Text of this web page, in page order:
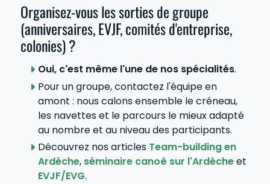
Organisez-vous les sorties de groupe
(anniversaires, EVJF, comités d'entreprise,
colonies) ?
Oui, c'est même l'une de nos spécialités.
Pour un groupe, contactez l'équipe en
amont : nous calons ensemble le créneau,
les navettes et le parcours le mieux adapté
au nombre et au niveau des participants.
Découvrez nos articles Team-building en
Ardèche, séminaire canoë sur l'Ardècheet
EVJF/EVG.